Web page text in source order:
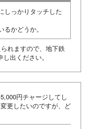
しっかりタッチした
かどうか。
れますので、地下鉄
出ください。
円チャージしてし
更したいのですが、ど